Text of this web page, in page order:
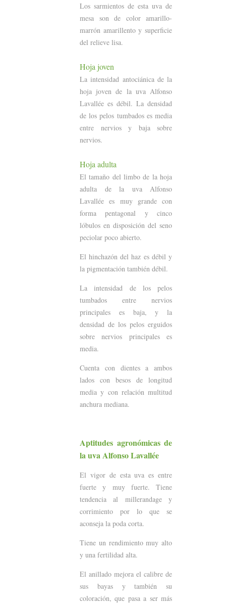
Los sarmientos de esta uva de
mesa son de color amarillo-
marrón amarillento y superficie
del relieve lisa.
Hoja joven
La intensidad antociánica de la
hoja joven de la uva Alfonso
Lavallée es débil. La densidad
de los pelos tumbados es media
entre nervios y baja sobre
nervios.
Hoja adulta
El tamaño del limbo de la hoja
adulta de la uva Alfonso
Lavallée es muy grande con
forma pentagonal y cinco
lóbulos en disposición del seno
peciolar poco abierto.
El hinchazón del haz es débil y
la pigmentación también débil.
La intensidad de los pelos
tumbados entre nervios
principales es baja, y la
densidad de los pelos erguidos
sobre nervios principales es
media.
Cuenta con dientes a ambos
lados con besos de longitud
media y con relación multitud
anchura mediana.
Aptitudes agronómicas de
la uva Alfonso Lavallée
El vigor de esta uva es entre
fuerte y muy fuerte. Tiene
tendencia al millerandage y
corrimiento por lo que se
aconseja la poda corta.
Tiene un rendimiento muy alto
y una fertilidad alta.
El anillado mejora el calibre de
sus bayas y también su
coloración, que pasa a ser más